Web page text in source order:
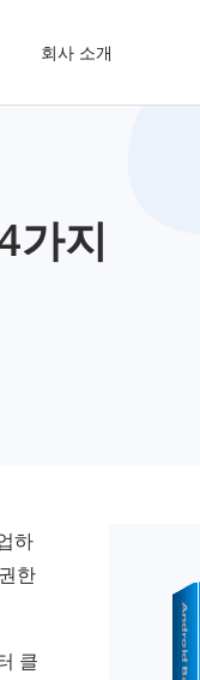
회사 소개
가지
하
한
클